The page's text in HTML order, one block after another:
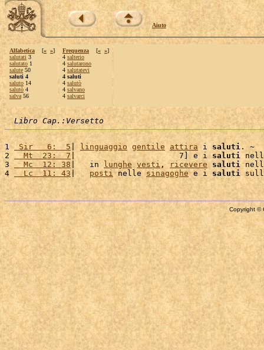
Aiuto
Alfabetica [« »]
salutati 3
salutato 1
salute 50
saluti 4
saluto 14
salutò 4
salva 56
Frequenza [« »]
4 salterio
4 salutarono
4 salutatevi
4 saluti
4 salutò
4 salvano
4 salvarci
Libro Cap.:Versetto
1 Sir   6:  5| linguaggio gentile attira i saluti . ~
2
  Mt  23:  7
|                      7] e i saluti
3
  Mc  12: 38
|   in lunghe vesti , ricevere saluti
4
  Lc  11: 43
| posti nelle sinagoghe e i saluti
Copyright ©